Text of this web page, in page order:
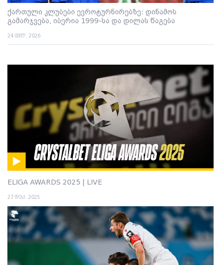
ქართული კლუბები ევროტურნირებზე: დინამოს
გამარჯვება, იბერია 1999-სა და დილას წაგება
24 ივლ. 2026
ELIGA AWARDS 2025 | LIVE
27 დეკ. 2025